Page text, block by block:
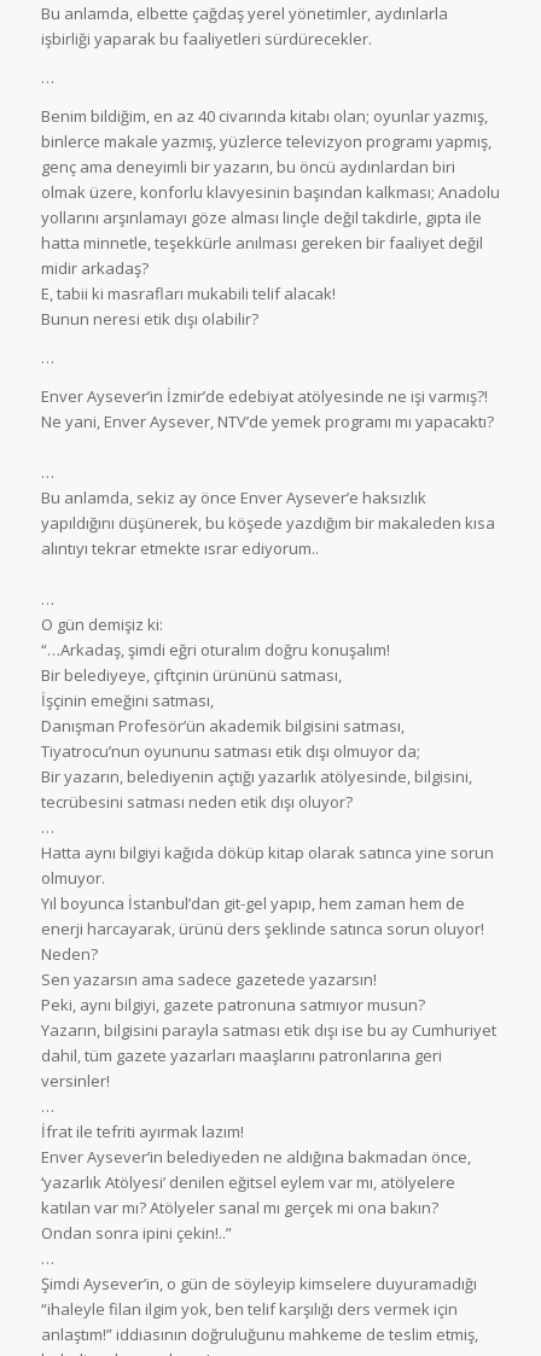
Bu anlamda, elbette çağdaş yerel yönetimler, aydınlarla
işbirliği yaparak bu faaliyetleri sürdürecekler.
…
Benim bildiğim, en az 40 civarında kitabı olan; oyunlar yazmış,
binlerce makale yazmış, yüzlerce televizyon programı yapmış,
genç ama deneyimli bir yazarın, bu öncü aydınlardan biri
olmak üzere, konforlu klavyesinin başından kalkması; Anadolu
yollarını arşınlamayı göze alması linçle değil takdirle, gıpta ile
hatta minnetle, teşekkürle anılması gereken bir faaliyet değil
midir arkadaş?
E, tabii ki masrafları mukabili telif alacak!
Bunun neresi etik dışı olabilir?
…
Enver Aysever’in İzmir’de edebiyat atölyesinde ne işi varmış?!
Ne yani, Enver Aysever, NTV’de yemek programı mı yapacaktı?
…
Bu anlamda, sekiz ay önce Enver Aysever’e haksızlık
yapıldığını düşünerek, bu köşede yazdığım bir makaleden kısa
alıntıyı tekrar etmekte ısrar ediyorum..
…
O gün demişiz ki:
“…Arkadaş, şimdi eğri oturalım doğru konuşalım!
Bir belediyeye, çiftçinin ürününü satması,
İşçinin emeğini satması,
Danışman Profesör’ün akademik bilgisini satması,
Tiyatrocu’nun oyununu satması etik dışı olmuyor da;
Bir yazarın, belediyenin açtığı yazarlık atölyesinde, bilgisini,
tecrübesini satması neden etik dışı oluyor?
…
Hatta aynı bilgiyi kağıda döküp kitap olarak satınca yine sorun
olmuyor.
Yıl boyunca İstanbul’dan git-gel yapıp, hem zaman hem de
enerji harcayarak, ürünü ders şeklinde satınca sorun oluyor!
Neden?
Sen yazarsın ama sadece gazetede yazarsın!
Peki, aynı bilgiyi, gazete patronuna satmıyor musun?
Yazarın, bilgisini parayla satması etik dışı ise bu ay Cumhuriyet
dahil, tüm gazete yazarları maaşlarını patronlarına geri
versinler!
…
İfrat ile tefriti ayırmak lazım!
Enver Aysever’in belediyeden ne aldığına bakmadan önce,
‘yazarlık Atölyesi’ denilen eğitsel eylem var mı, atölyelere
katılan var mı? Atölyeler sanal mı gerçek mi ona bakın?
Ondan sonra ipini çekin!..”
…
Şimdi Aysever’in, o gün de söyleyip kimselere duyuramadığı
“ihaleyle filan ilgim yok, ben telif karşılığı ders vermek için
anlaştım!” iddiasının doğruluğunu mahkeme de teslim etmiş,